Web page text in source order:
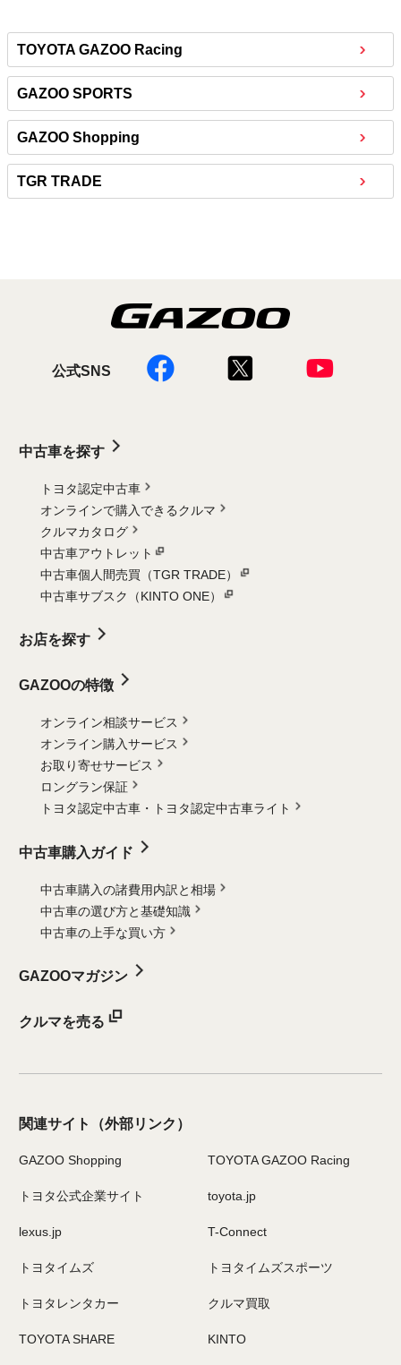
TOYOTA GAZOO Racing
GAZOO SPORTS
GAZOO Shopping
TGR TRADE
公式SNS
中古車を探す
トヨタ認定中古車
オンラインで購入できるクルマ
クルマカタログ
中古車アウトレット
中古車個人間売買（TGR TRADE）
中古車サブスク（KINTO ONE）
お店を探す
GAZOOの特徴
オンライン相談サービス
オンライン購入サービス
お取り寄せサービス
ロングラン保証
トヨタ認定中古車・
トヨタ認定中古車ライト
中古車購入ガイド
中古車購入の諸費用内訳と相場
中古車の選び方と基礎知識
中古車の上手な買い方
GAZOOマガジン
クルマを売る
関連サイト （外部リンク）
GAZOO Shopping TOYOTA GAZOO Racing
トヨタ公式企業サイト toyota.jp
lexus.jp T-Connect
トヨタイムズ トヨタイムズスポーツ
トヨタレンタカー クルマ買取
TOYOTA SHARE KINTO